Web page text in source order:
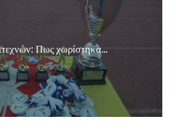
Πως χωρίστηκα...